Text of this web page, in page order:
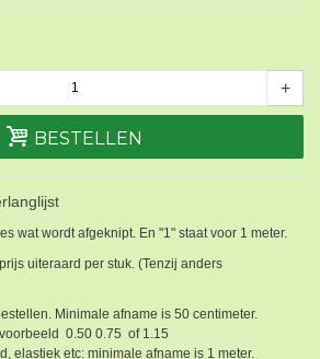
+
BESTELLEN
wat wordt afgeknipt. En "1" staat voor 1 meter.
uiteraard per stuk. (Tenzij anders
Minimale afname is 50 centimeter.
0.50 0.75 of 1.15
elastiek etc: minimale afname is 1 meter.